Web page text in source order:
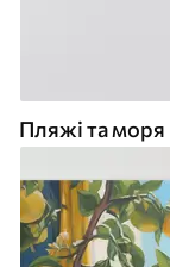
Пляжі та моря